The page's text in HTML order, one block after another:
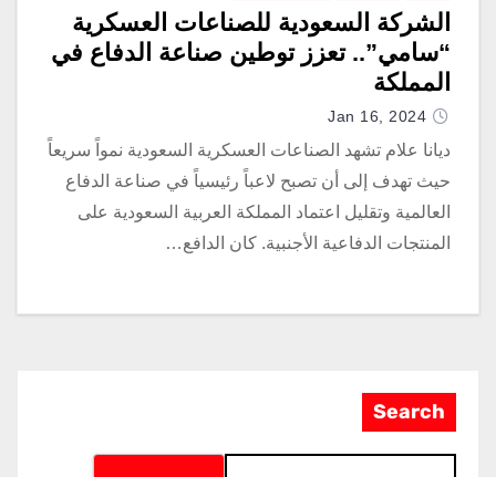
الشركة السعودية للصناعات العسكرية
“سامي”.. تعزز توطين صناعة الدفاع في
المملكة
Jan 16, 2024
ديانا علام تشهد الصناعات العسكرية السعودية نمواً سريعاً
حيث تهدف إلى أن تصبح لاعباً رئيسياً في صناعة الدفاع
العالمية وتقليل اعتماد المملكة العربية السعودية على
المنتجات الدفاعية الأجنبية. كان الدافع…
Search